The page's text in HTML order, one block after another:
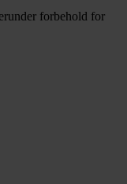
forbehold for